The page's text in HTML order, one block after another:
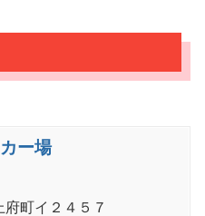
ー場
町イ２４５７